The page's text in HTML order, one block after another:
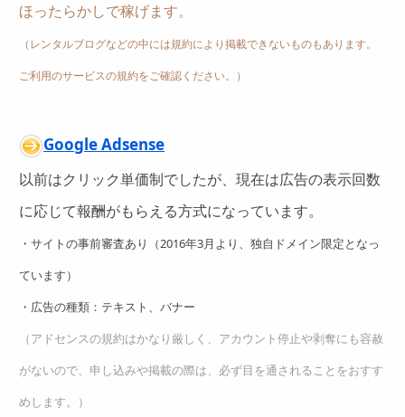
ほったらかしで稼げます。
（レンタルブログなどの中には規約により掲載できないものもあります。
ご利用のサービスの規約をご確認ください。）
Google Adsense
以前はクリック単価制でしたが、現在は広告の表示回数
に応じて報酬がもらえる方式になっています。
・サイトの事前審査あり（2016年3月より、独自ドメイン限定となっ
ています）
・広告の種類：テキスト、バナー
（アドセンスの規約はかなり厳しく、アカウント停止や剥奪にも容赦
がないので、申し込みや掲載の際は、必ず目を通されることをおすす
めします。）